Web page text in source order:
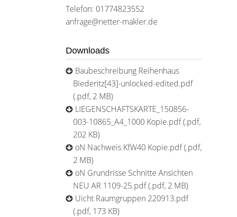
Telefon: 01774823552
anfrage@netter-makler.de
Downloads
Baubeschreibung Reihenhaus
Biederitz[43]-unlocked-edited.pdf
(.pdf, 2 MB)
LIEGENSCHAFTSKARTE_150856-
003-10865_A4_1000 Kopie.pdf (.pdf,
202 KB)
oN Nachweis KfW40 Kopie.pdf (.pdf,
2 MB)
oN Grundrisse Schnitte Ansichten
NEU AR 1109-25.pdf (.pdf, 2 MB)
Uicht Raumgruppen 220913.pdf
(.pdf, 173 KB)